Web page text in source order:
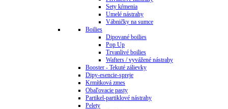
Sety kŕmenia
Umelé nástrahy
Vábničky na sumce
Boilies
Dipované boilies
Pop Up
Trvanlivé boilies
Wafters / vyvážené nástrahy
Booster - Tekuté zálievky
Dipy-esencie-spreje
Krmítková zmes
Obaľovacie pasty
Partikel-partiklové nástrahy
Pelety